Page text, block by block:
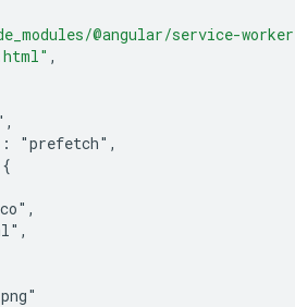
@angular/service-
,
"prefetch",